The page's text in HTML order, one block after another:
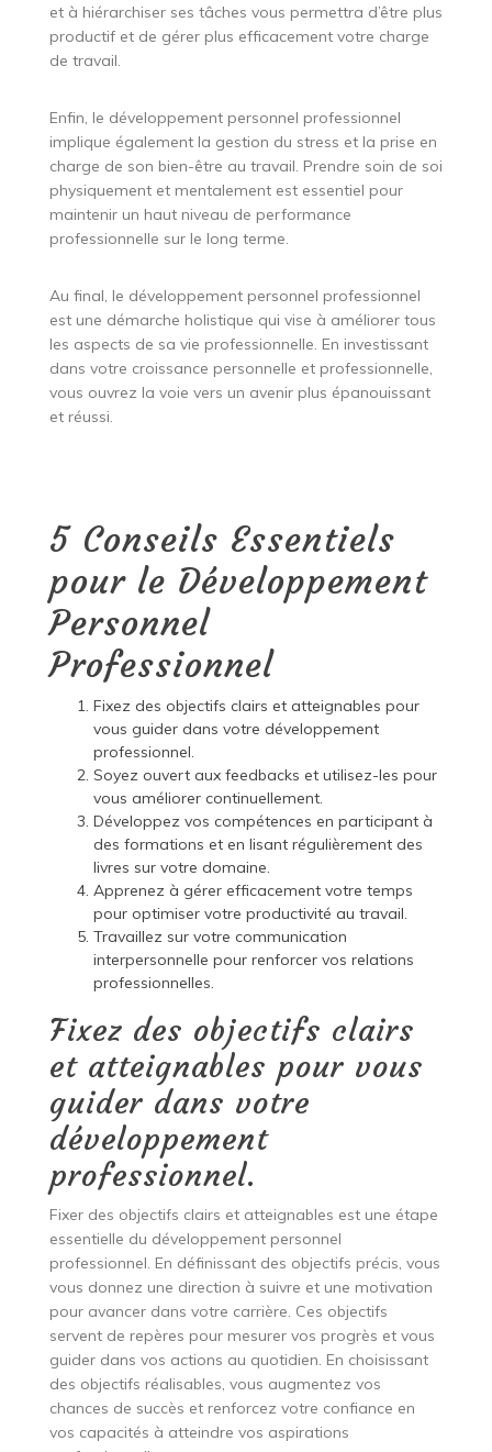
et à hiérarchiser ses tâches vous permettra d’être plus
productif et de gérer plus efficacement votre charge
de travail.
Enfin, le développement personnel professionnel
implique également la gestion du stress et la prise en
charge de son bien-être au travail. Prendre soin de soi
physiquement et mentalement est essentiel pour
maintenir un haut niveau de performance
professionnelle sur le long terme.
Au final, le développement personnel professionnel
est une démarche holistique qui vise à améliorer tous
les aspects de sa vie professionnelle. En investissant
dans votre croissance personnelle et professionnelle,
vous ouvrez la voie vers un avenir plus épanouissant
et réussi.
5 Conseils Essentiels
pour le Développement
Personnel
Professionnel
Fixez des objectifs clairs et atteignables pour
vous guider dans votre développement
professionnel.
Soyez ouvert aux feedbacks et utilisez-les pour
vous améliorer continuellement.
Développez vos compétences en participant à
des formations et en lisant régulièrement des
livres sur votre domaine.
Apprenez à gérer efficacement votre temps
pour optimiser votre productivité au travail.
Travaillez sur votre communication
interpersonnelle pour renforcer vos relations
professionnelles.
Fixez des objectifs clairs
et atteignables pour vous
guider dans votre
développement
professionnel.
Fixer des objectifs clairs et atteignables est une étape
essentielle du développement personnel
professionnel. En définissant des objectifs précis, vous
vous donnez une direction à suivre et une motivation
pour avancer dans votre carrière. Ces objectifs
servent de repères pour mesurer vos progrès et vous
guider dans vos actions au quotidien. En choisissant
des objectifs réalisables, vous augmentez vos
chances de succès et renforcez votre confiance en
vos capacités à atteindre vos aspirations